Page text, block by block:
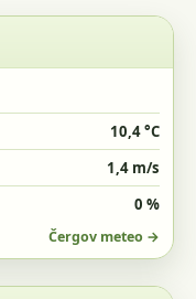
10,4 °C
1,4 m/s
0 %
Čergov meteo →